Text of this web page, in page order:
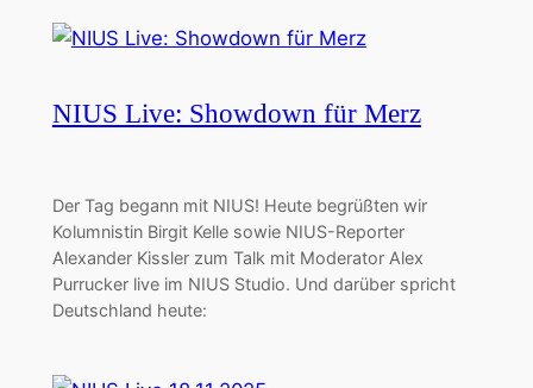
NIUS Live: Showdown für Merz
Der Tag begann mit NIUS! Heute begrüßten wir
Kolumnistin Birgit Kelle sowie NIUS-Reporter
Alexander Kissler zum Talk mit Moderator Alex
Purrucker live im NIUS Studio. Und darüber spricht
Deutschland heute: